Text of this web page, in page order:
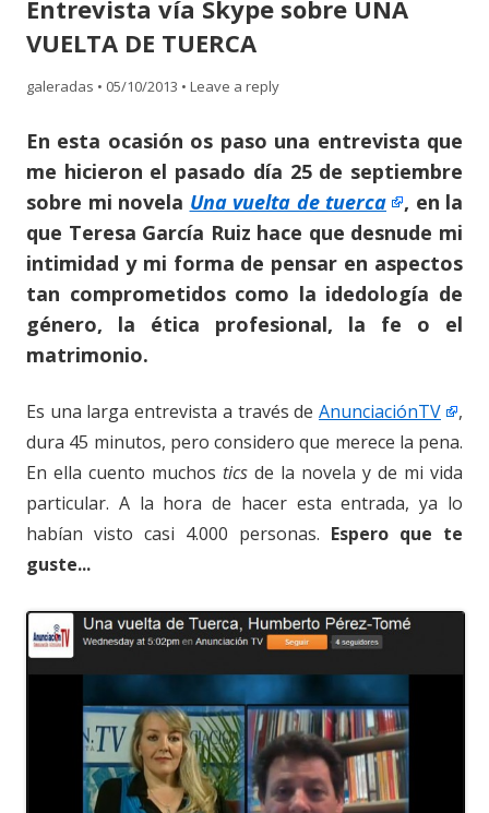
Entrevista vía Skype sobre UNA
VUELTA DE TUERCA
galeradas • 05/10/2013 • Leave a reply
En esta ocasión os paso una entrevista que
me hicieron el pasado día 25 de septiembre
sobre mi novela Una vuelta de tuerca
, en la
que Teresa García Ruiz hace que desnude mi
intimidad y mi forma de pensar en aspectos
tan comprometidos como la idedología de
género, la ética profesional, la fe o el
matrimonio.
Es una larga entrevista a través de AnunciaciónTV
,
dura 45 minutos, pero considero que merece la pena.
En ella cuento muchos tics de la novela y de mi vida
particular. A la hora de hacer esta entrada, ya lo
habían visto casi 4.000 personas. Espero que te
guste...